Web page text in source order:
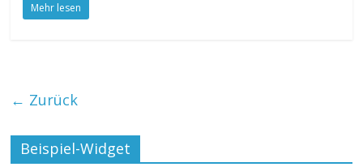
Mehr lesen
← Zurück
Beispiel-Widget